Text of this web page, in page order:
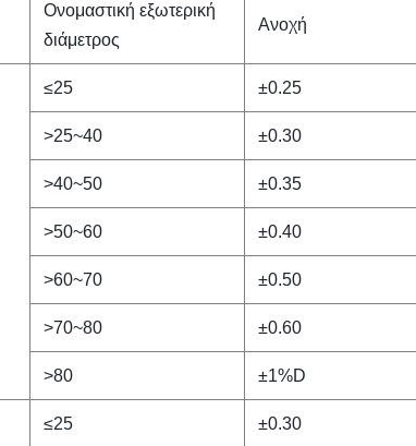
Ονομαστική εξωτερική
διάμετρος
Ανοχή
≤25 ±0.25
>25~40 ±0.30
>40~50 ±0.35
>50~60 ±0.40
>60~70 ±0.50
>70~80 ±0.60
>80 ±1%D
≤25 ±0.30